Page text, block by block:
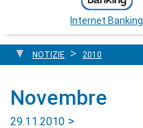
Internet Banking
NOTIZIE 2010
Novembre
29.11.2010